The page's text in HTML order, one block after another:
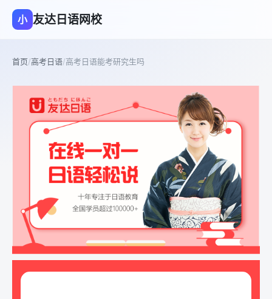
小 友达日语网校
首页/高考日语/高考日语能考研究生吗